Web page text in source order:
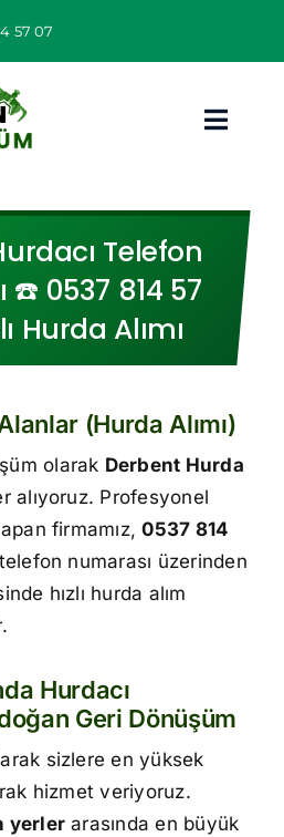
57 07
Hurda Fiyatları
Hizmet Bölgeleri
Hakkımızda
İletişim
Telefon
☎️ 0537 814 57
Hurda Alımı
(Hurda Alımı)
olarak Derbent Hurda
alıyoruz. Profesyonel
firmamız,0537 814
numarası üzerinden
hızlı hurda alım
Hurdacı
Geri Dönüşüm
sizlere en yüksek
hizmet veriyoruz.
yerlerarasında en büyük